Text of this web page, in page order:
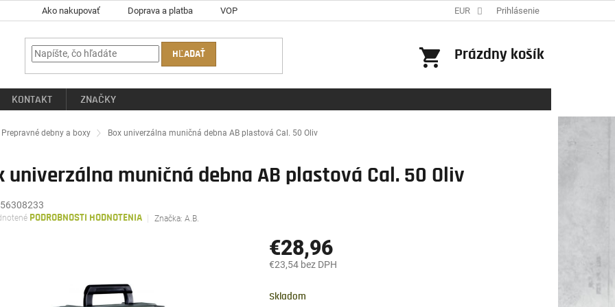
Ako nakupovať Doprava a platba VOP EUR Prihlásenie
HĽADAŤ
NÁKUPNÝ
Prázdny košík
KONTAKT ZNAČKY
Prepravné debny a boxy Box univerzálna muničná debna AB plastová Cal. 50 Oliv
univerzálna muničná debna AB plastová Cal. 50 Oliv
PODROBNOSTI HODNOTENIA Značka: A.B.
€28,96
€23,54 bez DPH
cena:
Skladom